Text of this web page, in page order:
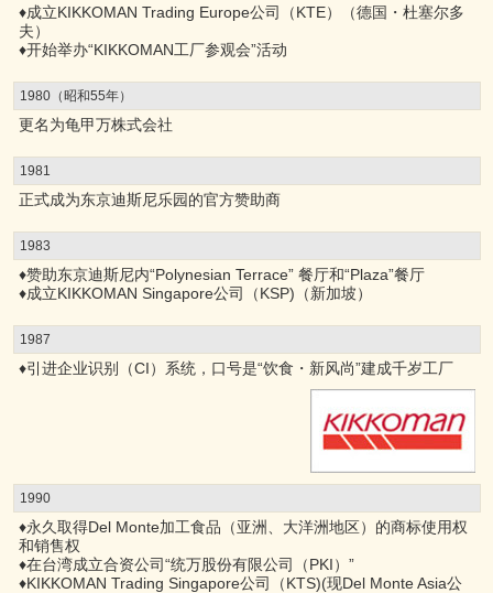
♦成立KIKKOMAN Trading Europe公司（KTE）（德国・杜塞尔多
夫）
♦开始举办“KIKKOMAN工厂参观会”活动
1980（昭和55年）
更名为龟甲万株式会社
1981
正式成为东京迪斯尼乐园的官方赞助商
1983
♦赞助东京迪斯尼内“Polynesian Terrace” 餐厅和“Plaza”餐厅
♦成立KIKKOMAN Singapore公司（KSP)（新加坡）
1987
♦引进企业识别（CI）系统，口号是“饮食・新风尚”建成千岁工厂
1990
♦永久取得Del Monte加工食品（亚洲、大洋洲地区）的商标使用权
和销售权
♦在台湾成立合资公司“统万股份有限公司（PKI）”
♦KIKKOMAN Trading Singapore公司（KTS)(现Del Monte Asia公